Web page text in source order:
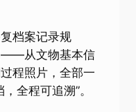
档案记录规
——从文物基本信
程照片，全部一
全程可追溯”。